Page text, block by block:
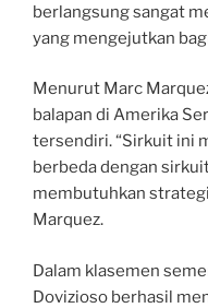
berlangsung sangat
yang mengejutkan
Menurut Marc
balapan di Amerika
tersendiri. “Sirkuit ini
berbeda dengan
membutuhkan
Marquez.
Dalam klasemen
Dovizioso berhasil